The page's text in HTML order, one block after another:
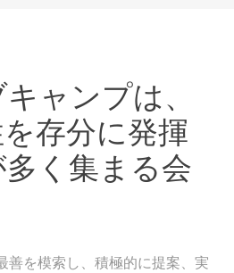
ャンプは、
存分に発揮
く集まる会
善を模索し、積極的に提案、実